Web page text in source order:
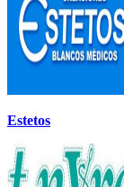
Estetos